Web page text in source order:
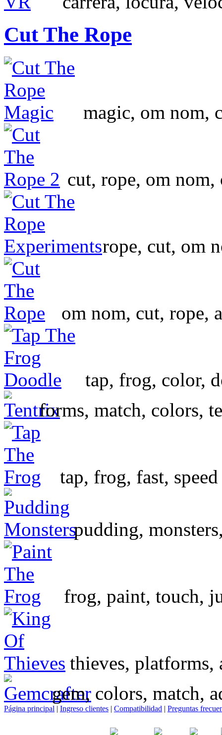
Cut The Rope
magic, om nom,
cut, rope, om nom,
rope, cut, om
om nom, cut, rope,
tap, frog, color,
forms, match, colors,
tap, frog, fast, speed
pudding,
frog, paint, touch,
thieves, platforms,
gem, colors, match,
Página principal | Ingreso clientes | Compatibilidad | Preguntas